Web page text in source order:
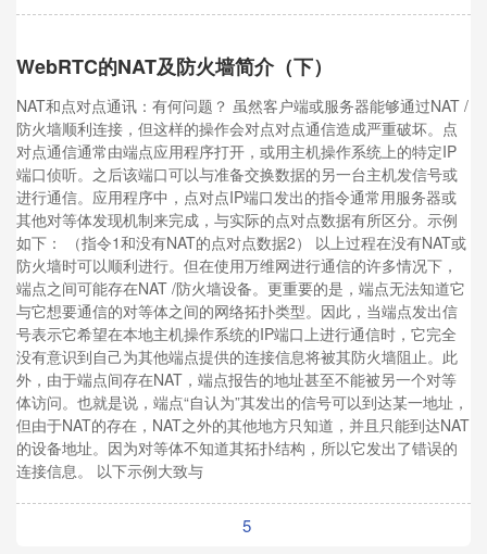
WebRTC的NAT及防火墙简介（下）
NAT和点对点通讯：有何问题？ 虽然客户端或服务器能够通过NAT /
防火墙顺利连接，但这样的操作会对点对点通信造成严重破坏。点
对点通信通常由端点应用程序打开，或用主机操作系统上的特定IP
端口侦听。之后该端口可以与准备交换数据的另一台主机发信号或
进行通信。应用程序中，点对点IP端口发出的指令通常用服务器或
其他对等体发现机制来完成，与实际的点对点数据有所区分。示例
如下： （指令1和没有NAT的点对点数据2） 以上过程在没有NAT或
防火墙时可以顺利进行。但在使用万维网进行通信的许多情况下，
端点之间可能存在NAT /防火墙设备。更重要的是，端点无法知道它
与它想要通信的对等体之间的网络拓扑类型。因此，当端点发出信
号表示它希望在本地主机操作系统的IP端口上进行通信时，它完全
没有意识到自己为其他端点提供的连接信息将被其防火墙阻止。此
外，由于端点间存在NAT，端点报告的地址甚至不能被另一个对等
体访问。也就是说，端点“自认为”其发出的信号可以到达某一地址，
但由于NAT的存在，NAT之外的其他地方只知道，并且只能到达NAT
的设备地址。因为对等体不知道其拓扑结构，所以它发出了错误的
连接信息。 以下示例大致与
5